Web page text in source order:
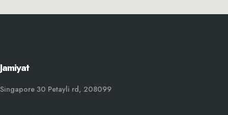
Jamiyat
Singapore 30 Petayli rd, 208099